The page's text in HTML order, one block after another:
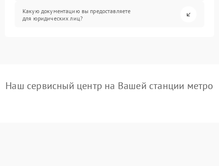
Какую документацию вы предоставляете
для юридических лиц?
Наш сервисный центр на Вашей станции метро